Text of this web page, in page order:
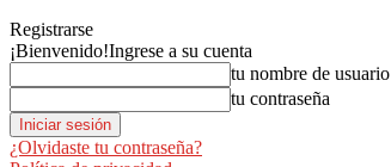
Registrarse
¡Bienvenido!Ingrese a su cuenta
tu nombre de usuario
tu contraseña
¿Olvidaste tu contraseña?